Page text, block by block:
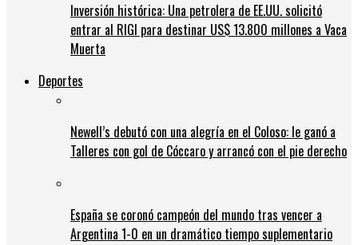
Inversión histórica: Una petrolera de EE.UU. solicitó
entrar al RIGI para destinar US$ 13.800 millones a Vaca
Muerta
Deportes
Newell’s debutó con una alegría en el Coloso: le ganó a
Talleres con gol de Cóccaro y arrancó con el pie derecho
España se coronó campeón del mundo tras vencer a
Argentina 1-0 en un dramático tiempo suplementario